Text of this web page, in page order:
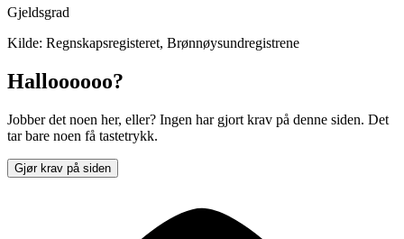
Gjeldsgrad
Kilde: Regnskapsregisteret, Brønnøysundregistrene
Halloooooo?
Jobber det noen her, eller? Ingen har gjort krav på denne siden. Det
tar bare noen få tastetrykk.
Gjør krav på siden